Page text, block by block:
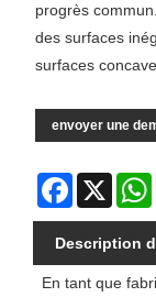
progrès
des surfaces
surfaces
envoyer une
Facebook
X
Description
En tant que